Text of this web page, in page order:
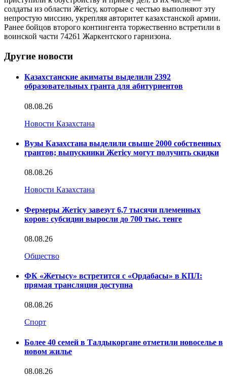
солдаты из области Жетісу, которые с честью выполняют эту
непростую миссию, укрепляя авторитет казахстанской армии.
Ранее бойцов второго контингента торжественно встретили в
воинской части 74261 Жаркентского гарнизона.
Другие новости
Казахстанские акиматы выделили 2392
образовательных гранта для абитуриентов
08.08.26
Новости Казахстана
Вузы Казахстана выделили свыше 2000 собственных
грантов; выпускники Жетісу могут получить скидки
08.08.26
Новости Казахстана
Фермеры Жетісу завезут 6,7 тысячи племенных
коров: субсидии выросли до 700 тыс. тенге
08.08.26
Общество
ФК «Жетысу» встретится с «Ордабасы» в КПЛ:
прямая трансляция доступна
08.08.26
Спорт
Более 40 семей в Талдыкоргане отметили новоселье в
новом жилье
08.08.26